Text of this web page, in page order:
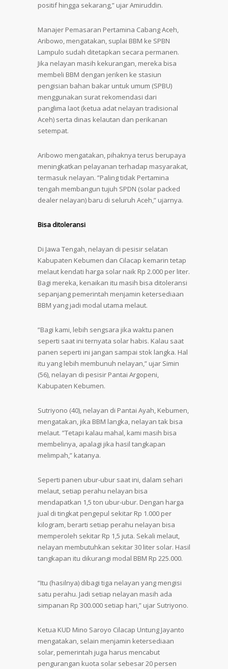
positif hingga sekarang,” ujar Amiruddin.
Manajer Pemasaran Pertamina Cabang Aceh,
Aribowo, mengatakan, suplai BBM ke SPBN
Lampulo sudah ditetapkan secara permanen.
Jika nelayan masih kekurangan, mereka bisa
membeli BBM dengan jeriken ke stasiun
pengisian bahan bakar untuk umum (SPBU)
menggunakan surat rekomendasi dari
panglima laot (ketua adat nelayan tradisional
Aceh) serta dinas kelautan dan perikanan
setempat.
Aribowo mengatakan, pihaknya terus berupaya
meningkatkan pelayanan terhadap masyarakat,
termasuk nelayan. ”Paling tidak Pertamina
tengah membangun tujuh SPDN (solar packed
dealer nelayan) baru di seluruh Aceh,” ujarnya.
Bisa ditoleransi
Di Jawa Tengah, nelayan di pesisir selatan
Kabupaten Kebumen dan Cilacap kemarin tetap
melaut kendati harga solar naik Rp 2.000 per liter.
Bagi mereka, kenaikan itu masih bisa ditoleransi
sepanjang pemerintah menjamin ketersediaan
BBM yang jadi modal utama melaut.
”Bagi kami, lebih sengsara jika waktu panen
seperti saat ini ternyata solar habis. Kalau saat
panen seperti ini jangan sampai stok langka. Hal
itu yang lebih membunuh nelayan,” ujar Simin
(56), nelayan di pesisir Pantai Argopeni,
Kabupaten Kebumen.
Sutriyono (40), nelayan di Pantai Ayah, Kebumen,
mengatakan, jika BBM langka, nelayan tak bisa
melaut. ”Tetapi kalau mahal, kami masih bisa
membelinya, apalagi jika hasil tangkapan
melimpah,” katanya.
Seperti panen ubur-ubur saat ini, dalam sehari
melaut, setiap perahu nelayan bisa
mendapatkan 1,5 ton ubur-ubur. Dengan harga
jual di tingkat pengepul sekitar Rp 1.000 per
kilogram, berarti setiap perahu nelayan bisa
memperoleh sekitar Rp 1,5 juta. Sekali melaut,
nelayan membutuhkan sekitar 30 liter solar. Hasil
tangkapan itu dikurangi modal BBM Rp 225.000.
”Itu (hasilnya) dibagi tiga nelayan yang mengisi
satu perahu. Jadi setiap nelayan masih ada
simpanan Rp 300.000 setiap hari,” ujar Sutriyono.
Ketua KUD Mino Saroyo Cilacap Untung Jayanto
mengatakan, selain menjamin ketersediaan
solar, pemerintah juga harus mencabut
pengurangan kuota solar sebesar 20 persen